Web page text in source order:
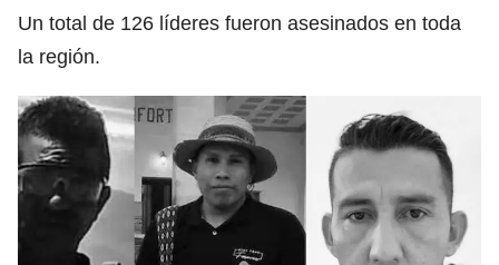
Un total de 126 líderes fueron asesinados en toda
la región.